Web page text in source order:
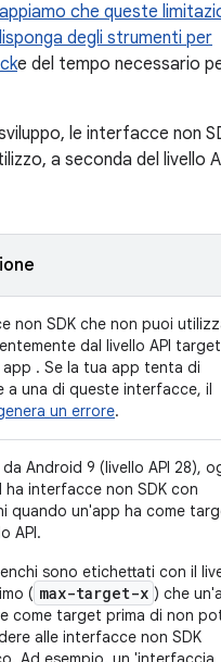
che queste
degli strumenti per
e del tempo necessario
le interfacce non
a seconda del livello
non SDK che non puoi
dal livello API target
. Se la tua app tenta di
a una di queste interfacce, il
un errore.
Android 9 (livello API 28),
ha interfacce non SDK con
quando un'app ha come
API.
sono etichettati con il
( max-target-x ) che
come target prima di non
alle interfacce non SDK